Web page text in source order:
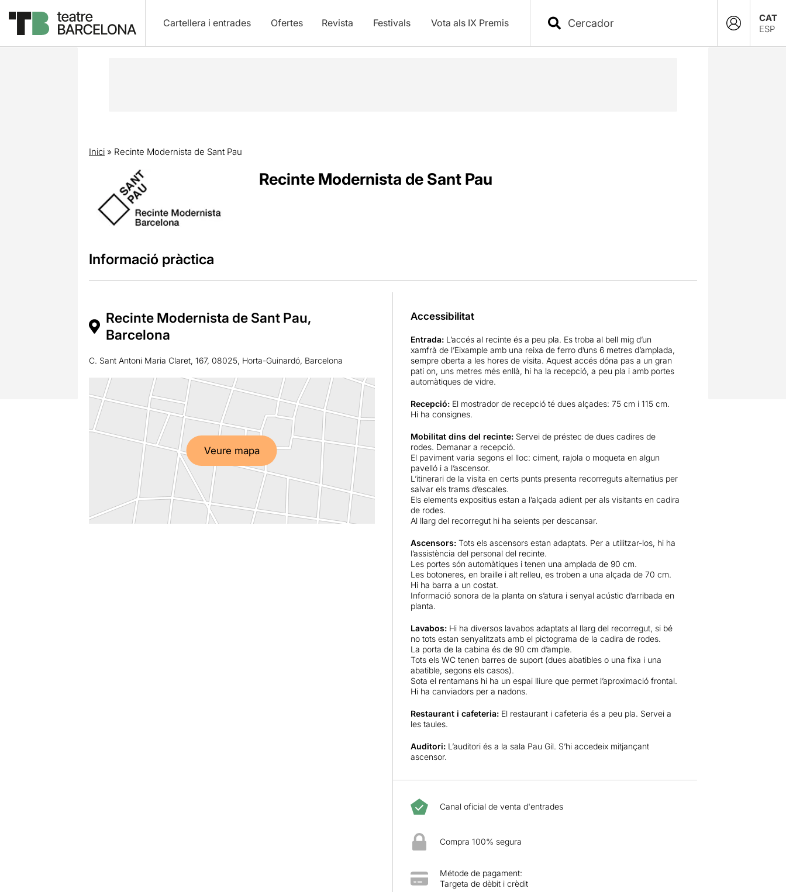
Cartellera i entrades Ofertes Revista Festivals Vota als IX Premis
CAT
ESP
Inici» Recinte Modernista de Sant Pau
Recinte Modernista de Sant Pau
Informació pràctica
Recinte Modernista de Sant Pau,
Barcelona
C. Sant Antoni Maria Claret, 167, 08025, Horta-Guinardó, Barcelona
Veure mapa
Accessibilitat
Entrada: L’accés al recinte és a peu pla. Es troba al bell mig d’un
xamfrà de l’Eixample amb una reixa de ferro d’uns 6 metres d’amplada,
sempre oberta a les hores de visita. Aquest accés dóna pas a un gran
pati on, uns metres més enllà, hi ha la recepció, a peu pla i amb portes
automàtiques de vidre.
Recepció: El mostrador de recepció té dues alçades: 75 cm i 115 cm.
Hi ha consignes.
Mobilitat dins del recinte: Servei de préstec de dues cadires de
rodes. Demanar a recepció.
El paviment varia segons el lloc: ciment, rajola o moqueta en algun
pavelló i a l’ascensor.
L’itinerari de la visita en certs punts presenta recorreguts alternatius per
salvar els trams d’escales.
Els elements expositius estan a l’alçada adient per als visitants en cadira
de rodes.
Al llarg del recorregut hi ha seients per descansar.
Ascensors: Tots els ascensors estan adaptats. Per a utilitzar-los, hi ha
l’assistència del personal del recinte.
Les portes són automàtiques i tenen una amplada de 90 cm.
Les botoneres, en braille i alt relleu, es troben a una alçada de 70 cm.
Hi ha barra a un costat.
Informació sonora de la planta on s’atura i senyal acústic d’arribada en
planta.
Lavabos: Hi ha diversos lavabos adaptats al llarg del recorregut, si bé
no tots estan senyalitzats amb el pictograma de la cadira de rodes.
La porta de la cabina és de 90 cm d’ample.
Tots els WC tenen barres de suport (dues abatibles o una fixa i una
abatible, segons els casos).
Sota el rentamans hi ha un espai lliure que permet l’aproximació frontal.
Hi ha canviadors per a nadons.
Restaurant i cafeteria: El restaurant i cafeteria és a peu pla. Servei a
les taules.
Auditori: L’auditori és a la sala Pau Gil. S’hi accedeix mitjançant
ascensor.
Canal oficial de venta d'entrades
Compra 100% segura
Métode de pagament:
Targeta de dèbit i crèdit